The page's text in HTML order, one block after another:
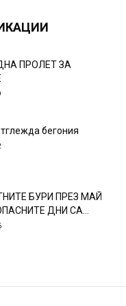
ПРОЛЕТ ЗА
бегония
БУРИ ПРЕЗ МАЙ
ДНИ СА…